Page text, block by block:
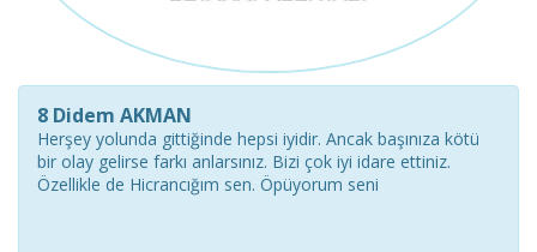
8 Didem AKMAN
Herşey yolunda gittiğinde hepsi iyidir. Ancak başınıza kötü
bir olay gelirse farkı anlarsınız. Bizi çok iyi idare ettiniz.
Özellikle de Hicrancığım sen. Öpüyorum seni